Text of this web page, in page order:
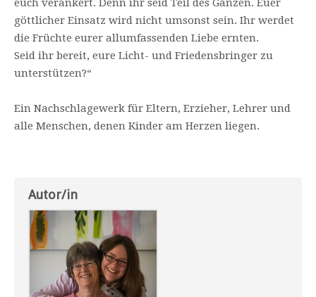
euch verankert. Denn ihr seid Teil des Ganzen. Euer
göttlicher Einsatz wird nicht umsonst sein. Ihr werdet
die Früchte eurer allumfassenden Liebe ernten.
Seid ihr bereit, eure Licht- und Friedensbringer zu
unterstützen?“
Ein Nachschlagewerk für Eltern, Erzieher, Lehrer und
alle Menschen, denen Kinder am Herzen liegen.
Autor/in